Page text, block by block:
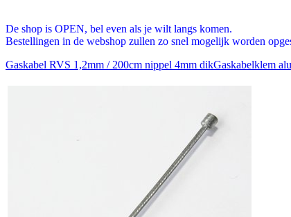
De shop is OPEN, bel even als je wilt langs komen.
Bestellingen in de webshop zullen zo snel mogelijk worden
Gaskabel RVS 1,2mm / 200cm nippel 4mm dikGaskabelklem